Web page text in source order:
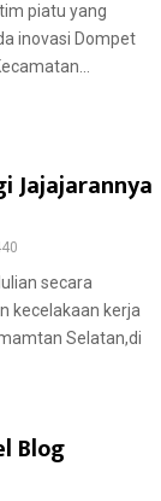
piatu yang
inovasi Dompet
Jajajarannya
secara
kecelakaan kerja
Selatan,di
Blog